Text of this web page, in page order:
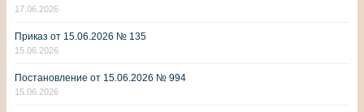
17.06.2026
Приказ от 15.06.2026 № 135
15.06.2026
Постановление от 15.06.2026 № 994
15.06.2026